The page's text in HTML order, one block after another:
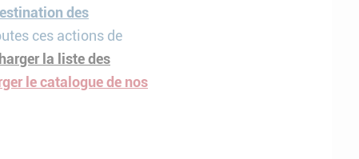
des
ces actions de
la liste des
le catalogue de nos